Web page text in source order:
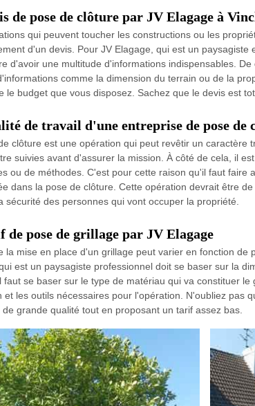
de pose de clôture par JV Elagage à
qui peuvent toucher les constructions ou les
d'un devis. Pour JV Elagage, qui est un
d'avoir une multitude d'informations indispensables.
comme la dimension du terrain ou de la
le budget que vous disposez. Sachez que le devis est
de travail d'une entreprise de pose de
clôture est une opération qui peut revêtir un caractère
suivies avant d'assurer la mission. À côté de cela, il
ou de méthodes. C'est pour cette raison qu'il faut faire
dans la pose de clôture. Cette opération devrait être
sécurité des personnes qui vont occuper la propriété.
de pose de grillage par JV Elagage
la mise en place d'un grillage peut varier en fonction de
est un paysagiste professionnel doit se baser sur la
faut se baser sur le type de matériau qui va constituer
et les outils nécessaires pour l'opération. N'oubliez pas
de grande qualité tout en proposant un tarif assez bas.